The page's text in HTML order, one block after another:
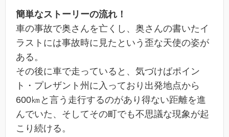
簡単なストーリーの流れ！
車の事故で奥さんを亡くし、奥さんの書いたイ
ラストには事故時に見たという歪な天使の姿が
ある。
その後に車で走っていると、気づけばポイン
ト・プレザント州に入っており出発地点から
600㎞と言う走行するのがあり得ない距離を進
んでいた、そしてその町でも不思議な現象が起
こり続ける。